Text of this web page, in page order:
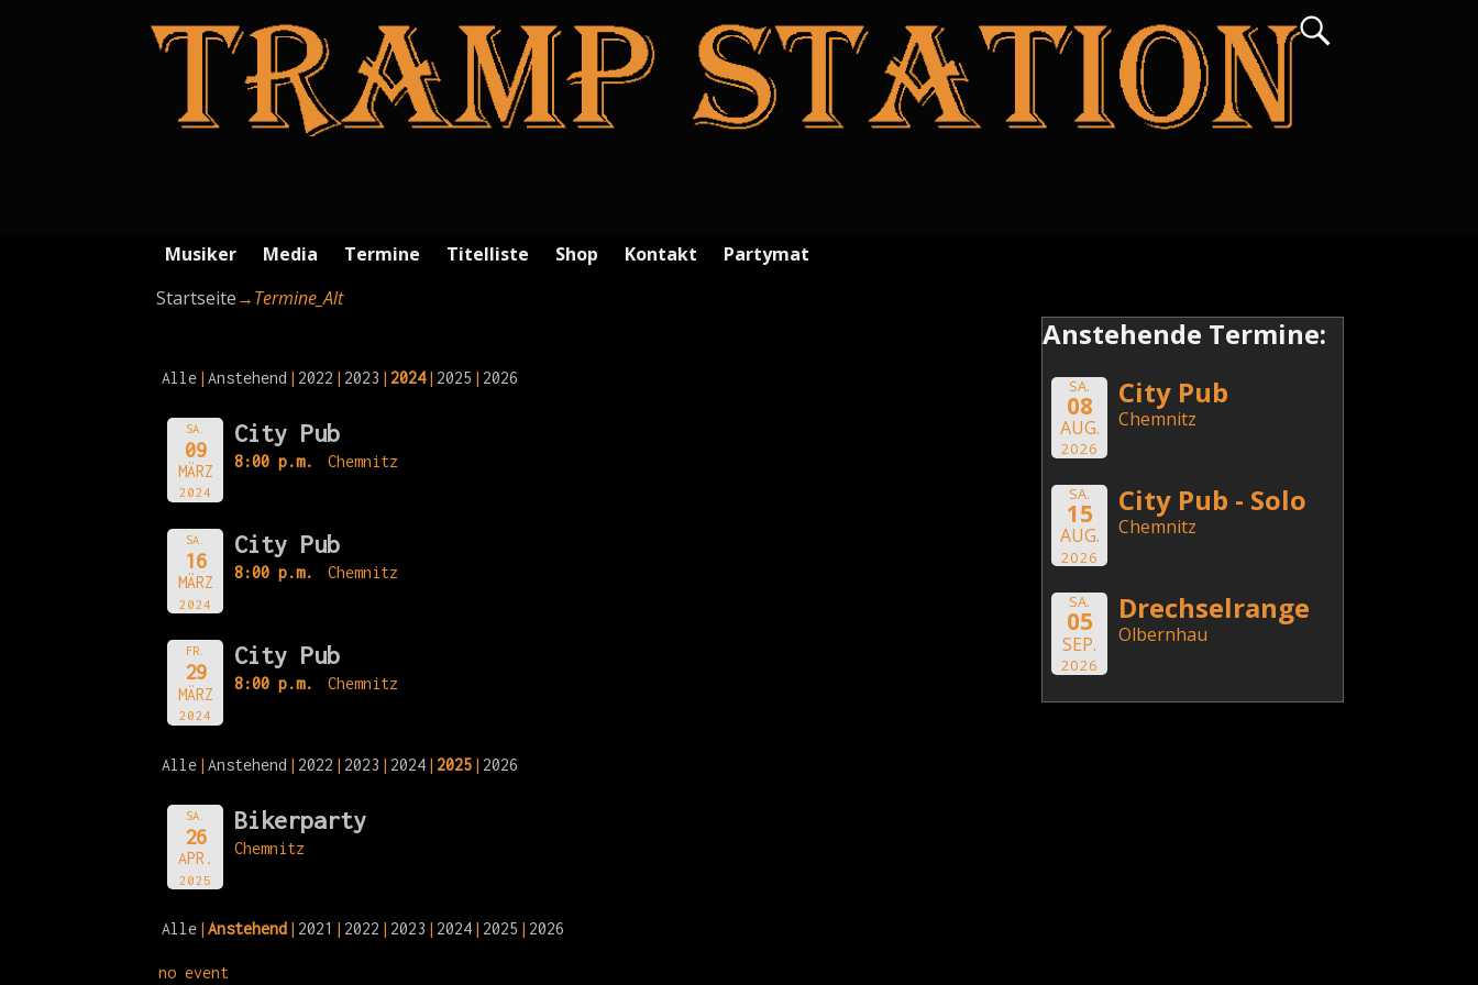
Musiker Media Termine Titelliste Shop Kontakt
Partymat
Startseite→Termine_Alt
Alle Anstehend 2022 2023 2024 2025 2026
SA.
09
MÄRZ
2024
City Pub
8:00 p.m. Chemnitz
SA.
16
MÄRZ
2024
City Pub
8:00 p.m. Chemnitz
FR.
29
MÄRZ
2024
City Pub
8:00 p.m. Chemnitz
Alle Anstehend 2022 2023 2024 2025 2026
SA.
26
APR.
2025
Bikerparty
Chemnitz
Alle Anstehend 2021 2022 2023 2024 2025 2026
no event
Anstehende Termine:
SA.
08
AUG.
2026
City Pub
Chemnitz
SA.
15
AUG.
2026
City Pub - Solo
Chemnitz
SA.
05
SEP.
2026
Drechselrange
Olbernhau